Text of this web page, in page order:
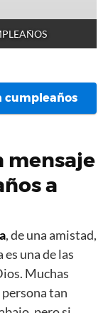
cumpleaños
mensaje
a
, de una amistad,
una de las
Muchas
tan